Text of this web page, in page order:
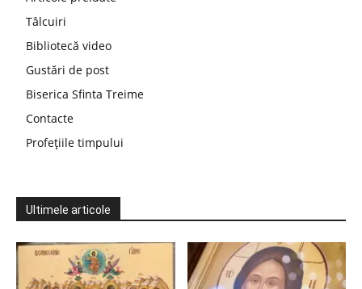
Tâlcuiri
Bibliotecă video
Gustări de post
Biserica Sfinta Treime
Contacte
Profețiile timpului
Ultimele articole